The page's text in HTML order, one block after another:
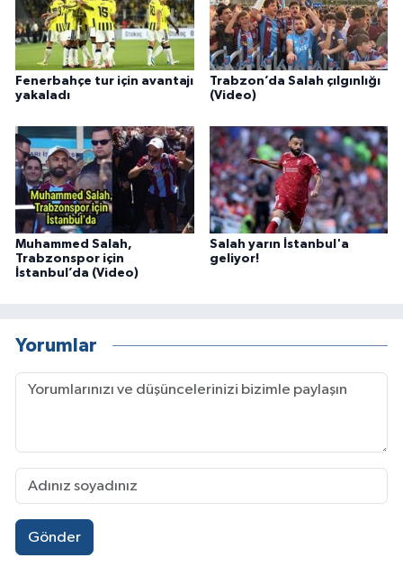
Fenerbahçe tur için avantajı
yakaladı
Trabzon’da Salah çılgınlığı
(Video)
Muhammed Salah,
Trabzonspor için
İstanbul’da (Video)
Salah yarın İstanbul'a
geliyor!
Yorumlar
Gönder